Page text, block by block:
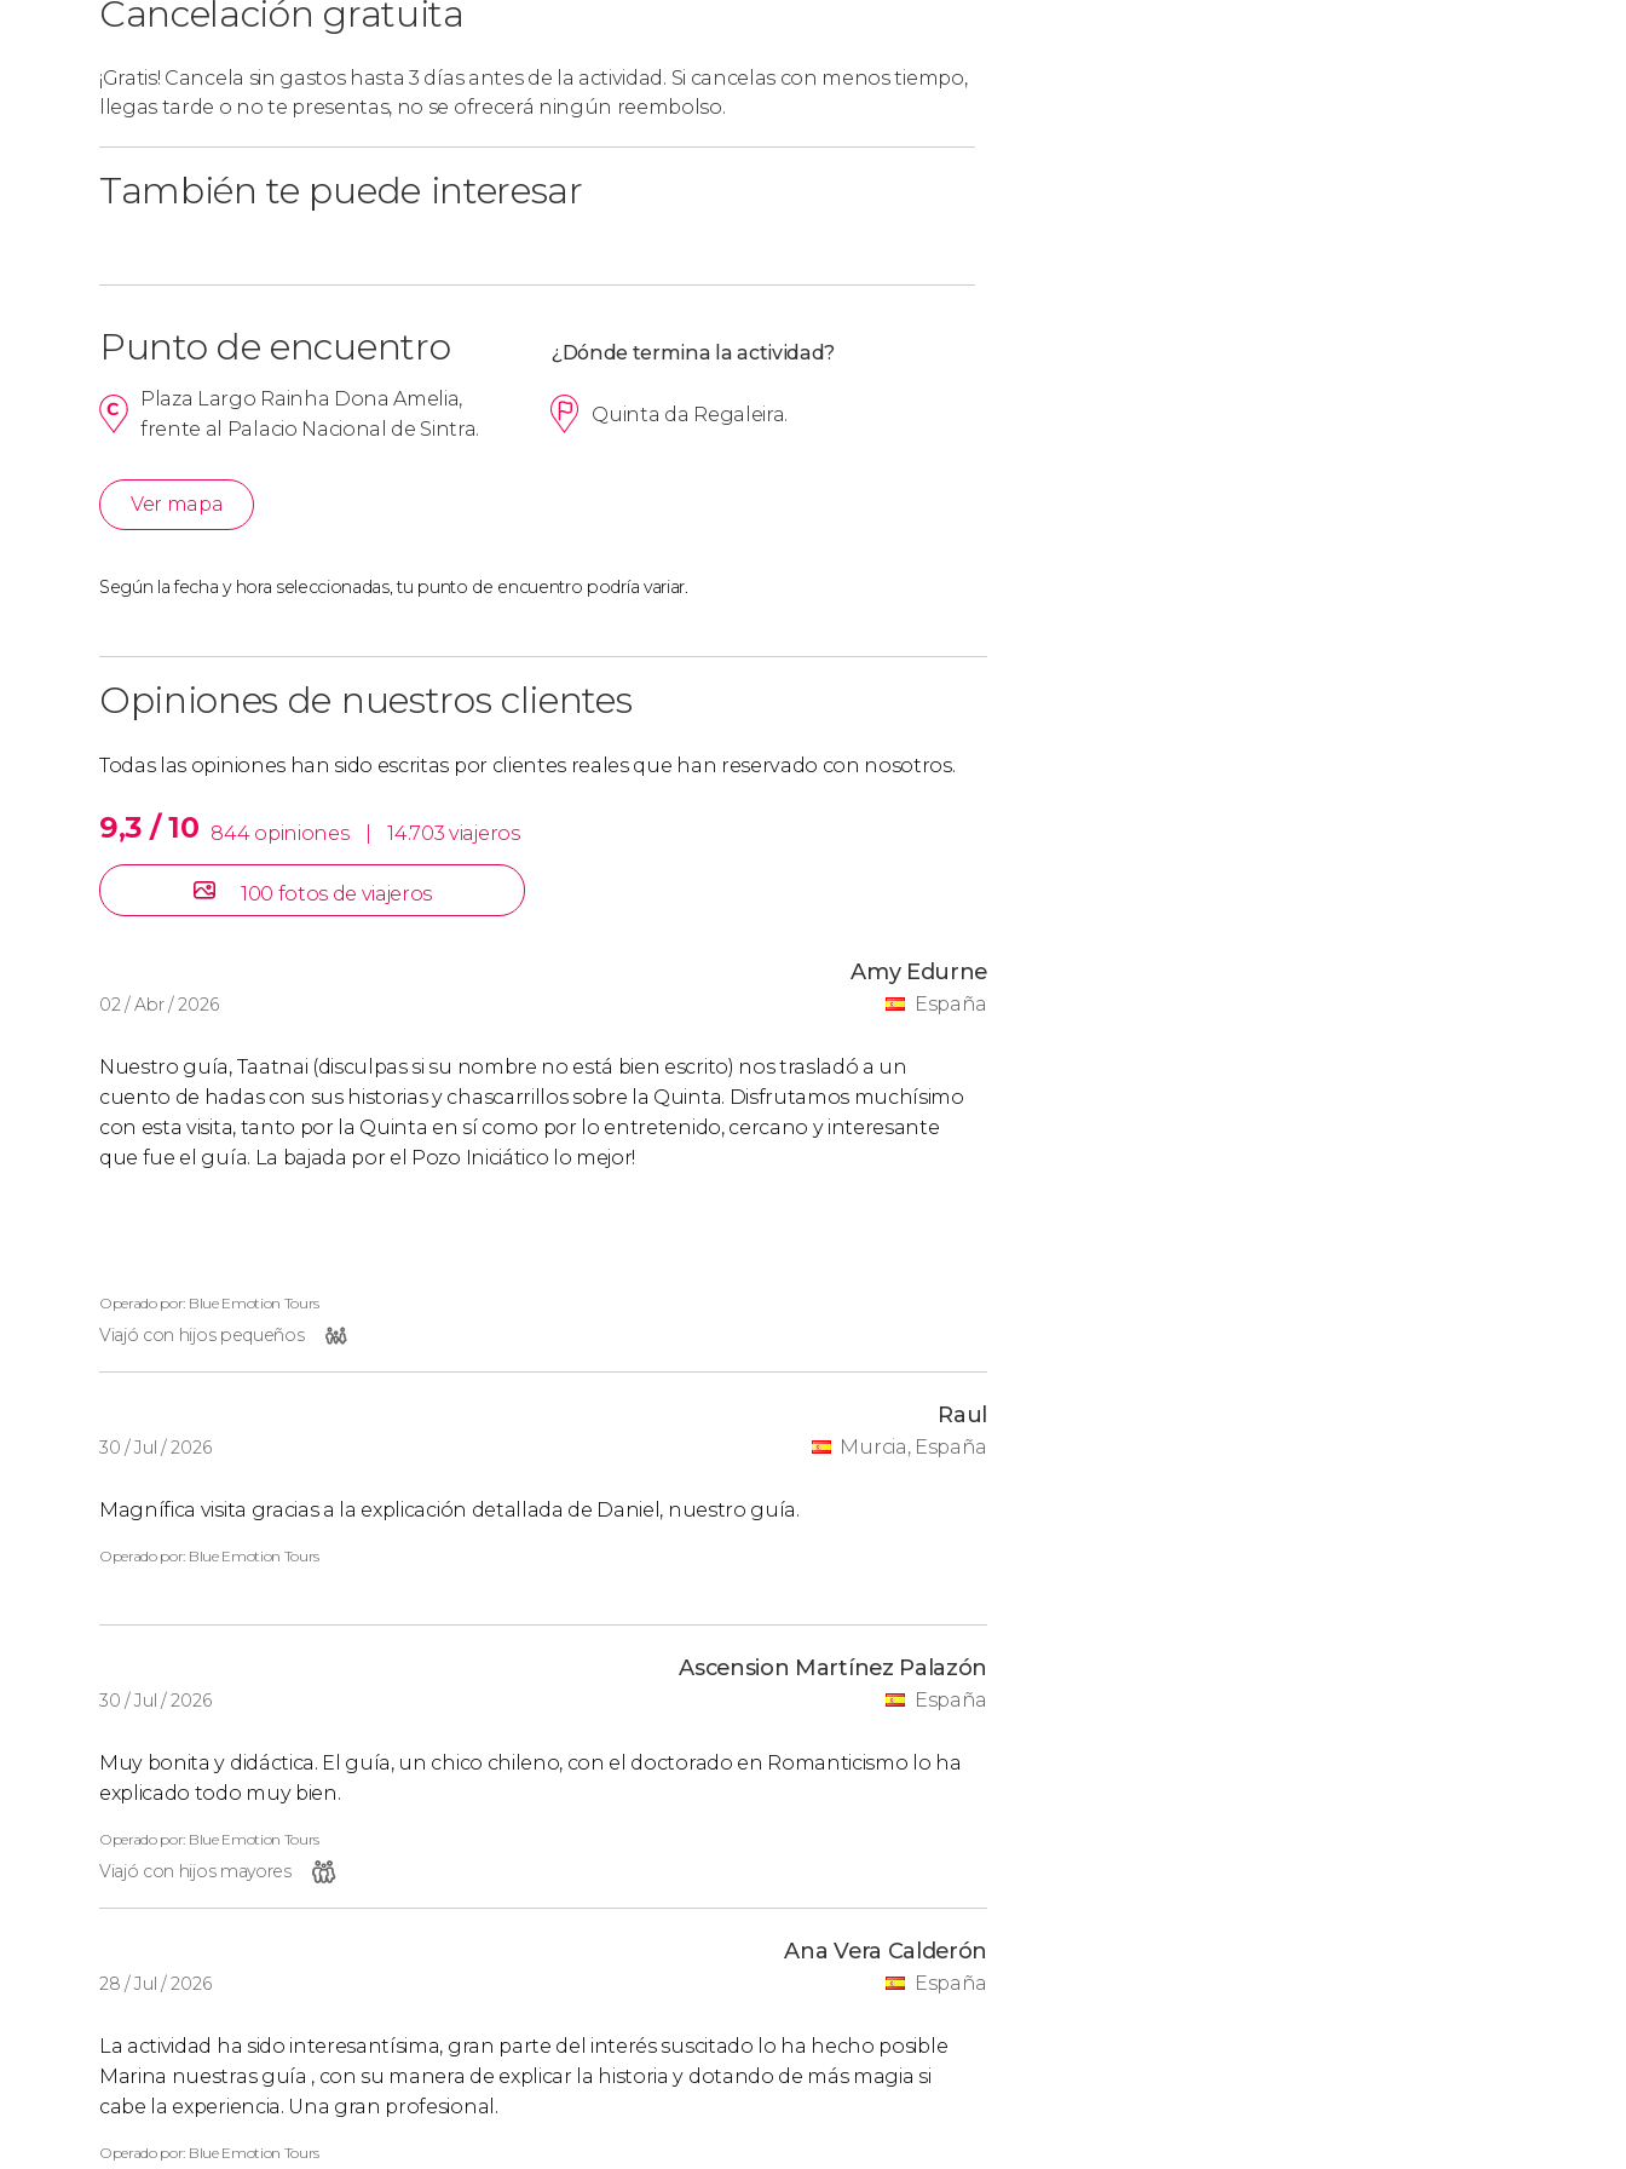
Cancelación gratuita
¡Gratis! Cancela sin gastos hasta 3 días antes de la actividad. Si cancelas con menos tiempo,
llegas tarde o no te presentas, no se ofrecerá ningún reembolso.
También te puede interesar
Punto de encuentro
¿Dónde termina la actividad?
Plaza Largo Rainha Dona Amelia,
frente al Palacio Nacional de Sintra.
Quinta da Regaleira.
Ver mapa
Según la fecha y hora seleccionadas, tu punto de encuentro podría variar.
Opiniones de nuestros clientes
Todas las opiniones han sido escritas por clientes reales que han reservado con nosotros.
9,3 / 10 844 opiniones 14.703 viajeros
100 fotos de viajeros
02 / Abr / 2026
Amy Edurne
España
Nuestro guía, Taatnai (disculpas si su nombre no está bien escrito) nos trasladó a un
cuento de hadas con sus historias y chascarrillos sobre la Quinta. Disfrutamos muchísimo
con esta visita, tanto por la Quinta en sí como por lo entretenido, cercano y interesante
que fue el guía. La bajada por el Pozo Iniciático lo mejor!
Operado por: Blue Emotion Tours
Viajó con hijos pequeños
30 / Jul / 2026
Raul
Murcia, España
Magnífica visita gracias a la explicación detallada de Daniel, nuestro guía.
Operado por: Blue Emotion Tours
30 / Jul / 2026
Ascension Martínez Palazón
España
Muy bonita y didáctica. El guía, un chico chileno, con el doctorado en Romanticismo lo ha
explicado todo muy bien.
Operado por: Blue Emotion Tours
Viajó con hijos mayores
28 / Jul / 2026
Ana Vera Calderón
España
La actividad ha sido interesantísima, gran parte del interés suscitado lo ha hecho posible
Marina nuestras guía , con su manera de explicar la historia y dotando de más magia si
cabe la experiencia. Una gran profesional.
Operado por: Blue Emotion Tours